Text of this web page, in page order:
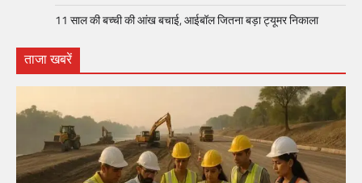
11 साल की बच्ची की आंख बचाई, आईबॉल जितना बड़ा ट्यूमर निकाला
ताजा खबरें